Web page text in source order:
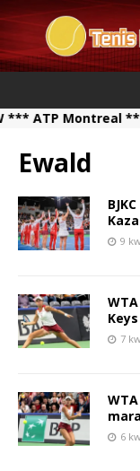
Montreal ***
Ewald
9
Keys
7
6